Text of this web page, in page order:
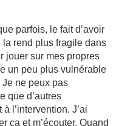
parfois, le fait d’avoir
rend plus fragile dans
jouer sur mes propres
un peu plus vulnérable
ne peux pas
que d’autres
l’intervention. J’ai
ça et m’écouter. Quand